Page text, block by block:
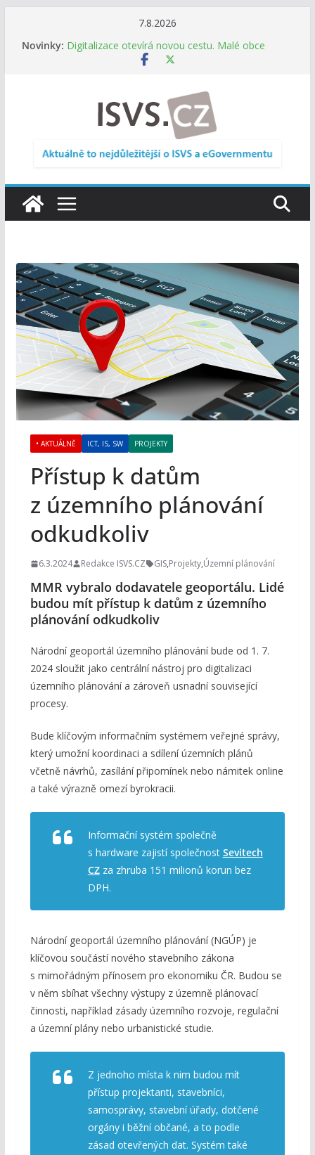
7.8.2026
Novinky: Digitalizace otevírá novou cestu. Malé obce
nemusí zanikat, mohou více spolupracovat
DIA: Informační systém dlouhodobého řízení
(ISDŘ) je od července v plném provozu
RVIS – Výbor pro architekturu a řízení ICT
zveřejnil materiály z nového jednání
Informace o obcích vždy po ruce. SMS ČR spouští
• AKTUÁLNĚ ICT, IS, SW PROJEKTY
Přístup k datům
z územního plánování
odkudkoliv
6.3.2024 Redakce ISVS.CZ GIS,Projekty,Územní plánování
MMR vybralo dodavatele geoportálu. Lidé
budou mít přístup k datům z územního
plánování odkudkoliv
Národní geoportál územního plánování bude od 1. 7.
2024 sloužit jako centrální nástroj pro digitalizaci
územního plánování a zároveň usnadní související
procesy.
Bude klíčovým informačním systémem veřejné správy,
který umožní koordinaci a sdílení územních plánů
včetně návrhů, zasílání připomínek nebo námitek online
a také výrazně omezí byrokracii.
Informační systém společně
s hardware zajistí společnost Sevitech
CZza zhruba 151 milionů korun bez
DPH.
Národní geoportál územního plánování (NGÚP) je
klíčovou součástí nového stavebního zákona
s mimořádným přínosem pro ekonomiku ČR. Budou se
v něm sbíhat všechny výstupy z územně plánovací
činnosti, například zásady územního rozvoje, regulační
a územní plány nebo urbanistické studie.
Z jednoho místa k nim budou mít
přístup projektanti, stavebníci,
samosprávy, stavební úřady, dotčené
orgány i běžní občané, a to podle
zásad otevřených dat. Systém také